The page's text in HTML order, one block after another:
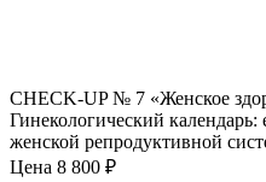
CHECK-UP № 7 «Женское
Гинекологический
женской репродуктивной
Цена 8 800 ₽